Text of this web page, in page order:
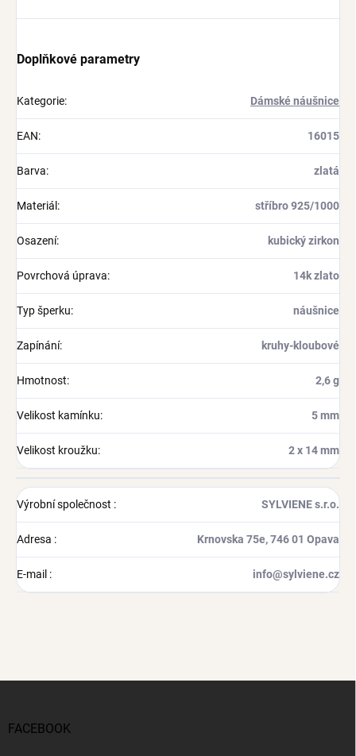
Doplňkové parametry
Kategorie: Dámské náušnice
EAN: 16015
Barva: zlatá
Materiál : stříbro 925/1000
Osazení: kubický zirkon
Povrchová úprava: 14k zlato
Typ šperku: náušnice
Zapínání: kruhy-kloubové
Hmotnost: 2,6 g
Velikost kamínku: 5 mm
Velikost kroužku: 2 x 14 mm
Výrobní společnost : SYLVIENE s.r.o.
Adresa : Krnovska 75e, 746 01 Opava
E-mail : info@sylviene.cz
FACEBOOK